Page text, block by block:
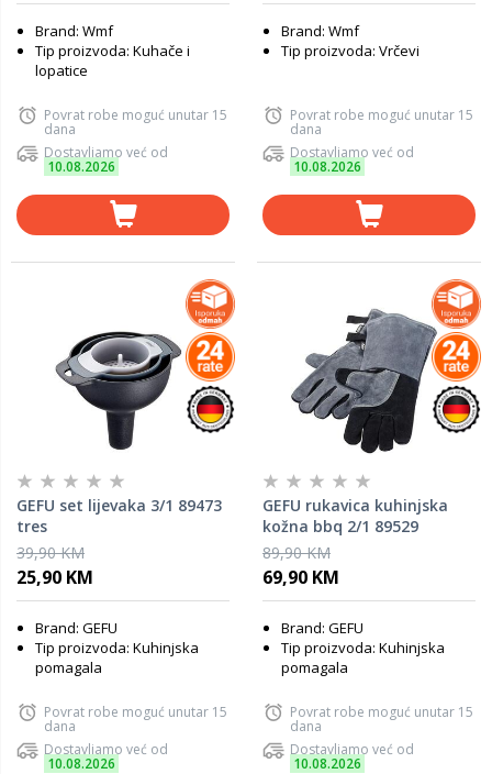
Brand: Wmf
Tip proizvoda: Kuhače i
lopatice
Povrat robe moguć unutar 15
dana
Dostavljamo već od
10.08.2026
Brand: Wmf
Tip proizvoda: Vrčevi
Povrat robe moguć unutar 15
dana
Dostavljamo već od
10.08.2026
GEFU set lijevaka 3/1 89473
tres
39,90 KM
25,90 KM
Brand: GEFU
Tip proizvoda: Kuhinjska
pomagala
Povrat robe moguć unutar 15
dana
Dostavljamo već od
10.08.2026
GEFU rukavica kuhinjska
kožna bbq 2/1 89529
89,90 KM
69,90 KM
Brand: GEFU
Tip proizvoda: Kuhinjska
pomagala
Povrat robe moguć unutar 15
dana
Dostavljamo već od
10.08.2026